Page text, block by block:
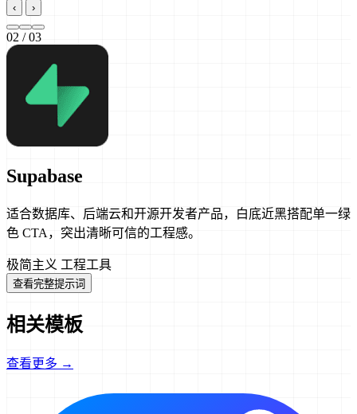
‹ ›
02 / 03
Supabase
适合数据库、后端云和开源开发者产品，白底近黑搭配单一绿
色 CTA，突出清晰可信的工程感。
极简主义 工程工具
查看完整提示词
相关模板
查看更多 →